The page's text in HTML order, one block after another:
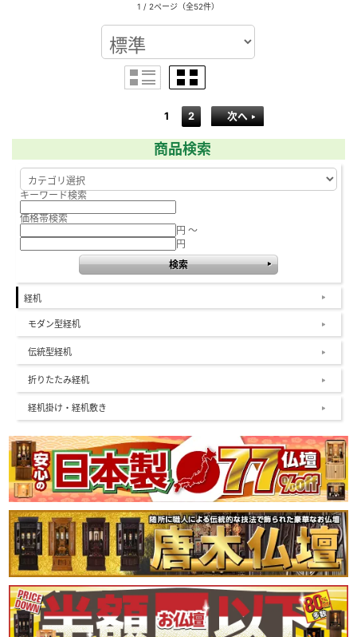
1 / 2ページ （全52件）
1 2 次へ
商品検索
キーワード検索
価格帯検索
円 ～
円
経机
モダン型経机
伝統型経机
折りたたみ経机
経机掛け・経机敷き